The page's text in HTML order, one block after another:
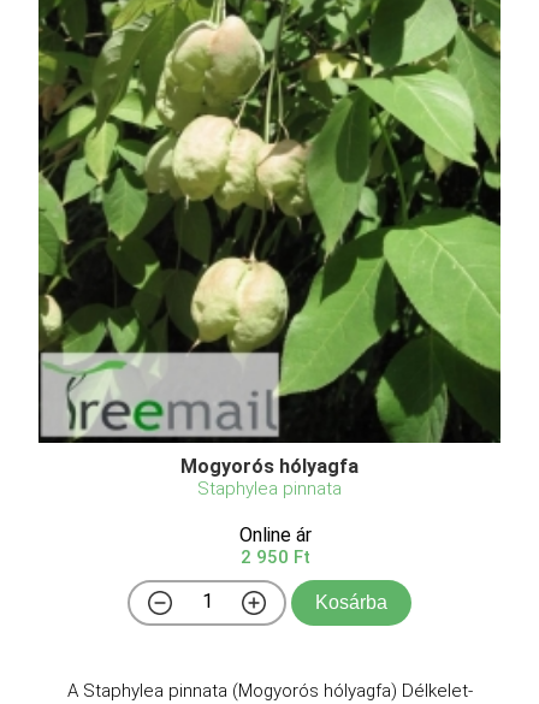
Mogyorós hólyagfa
Staphylea pinnata
Online ár
2 950 Ft
Kosárba
A Staphylea pinnata (Mogyorós hólyagfa) Délkelet-